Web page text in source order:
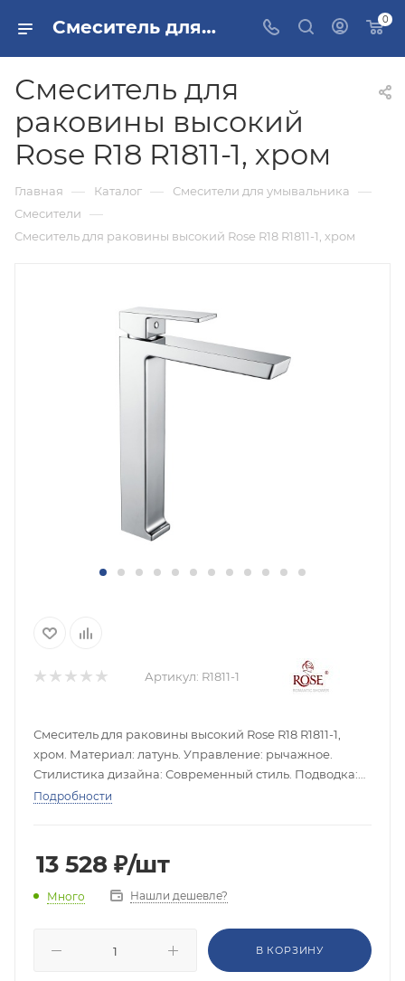
Смеситель для раковины высокий Rose R18 R1811-1, хром купить в Москве 0
Смеситель для
раковины высокий
Rose R18 R1811-1, хром
Главная — Каталог — Смесители для умывальника —
Смесители —
Смеситель для раковины высокий Rose R18 R1811-1, хром
Артикул: R1811-1
Смеситель для раковины высокий Rose R18 R1811-1,
хром. Материал: латунь. Управление: рычажное.
Стилистика дизайна: Современный стиль. Подводка:
гибкая, 1/2" .
Подробности
13 528 ₽/шт
Много Нашли дешевле?
В КОРЗИНУ